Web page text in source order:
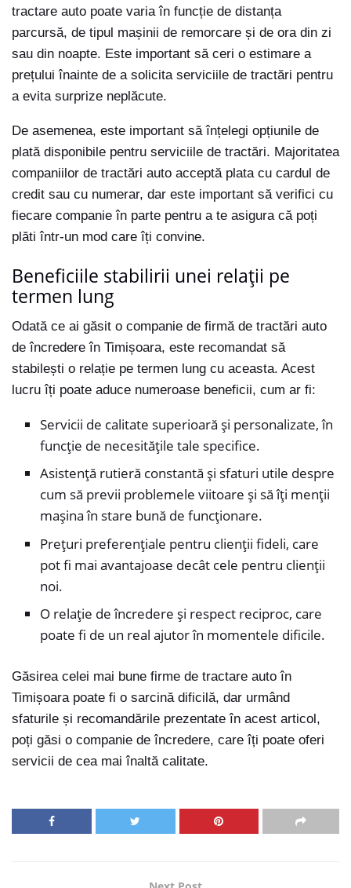
tractare auto poate varia în funcție de distanța
parcursă, de tipul mașinii de remorcare și de ora din zi
sau din noapte. Este important să ceri o estimare a
prețului înainte de a solicita serviciile de tractări pentru
a evita surprize neplăcute.
De asemenea, este important să înțelegi opțiunile de
plată disponibile pentru serviciile de tractări. Majoritatea
companiilor de tractări auto acceptă plata cu cardul de
credit sau cu numerar, dar este important să verifici cu
fiecare companie în parte pentru a te asigura că poți
plăti într-un mod care îți convine.
Beneficiile stabilirii unei relații pe
termen lung
Odată ce ai găsit o companie de firmă de tractări auto
de încredere în Timișoara, este recomandat să
stabilești o relație pe termen lung cu aceasta. Acest
lucru îți poate aduce numeroase beneficii, cum ar fi:
Servicii de calitate superioară și personalizate, în
funcție de necesitățile tale specifice.
Asistență rutieră constantă și sfaturi utile despre
cum să previi problemele viitoare și să îți menții
mașina în stare bună de funcționare.
Prețuri preferențiale pentru clienții fideli, care
pot fi mai avantajoase decât cele pentru clienții
noi.
O relație de încredere și respect reciproc, care
poate fi de un real ajutor în momentele dificile.
Găsirea celei mai bune firme de tractare auto în
Timișoara poate fi o sarcină dificilă, dar urmând
sfaturile și recomandările prezentate în acest articol,
poți găsi o companie de încredere, care îți poate oferi
servicii de cea mai înaltă calitate.